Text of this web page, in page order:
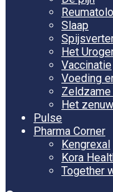
Slaap
Het
Vaccinatie
Voeding
Het
Pulse
Pharma Corner
Kengrexal
Kora
Together